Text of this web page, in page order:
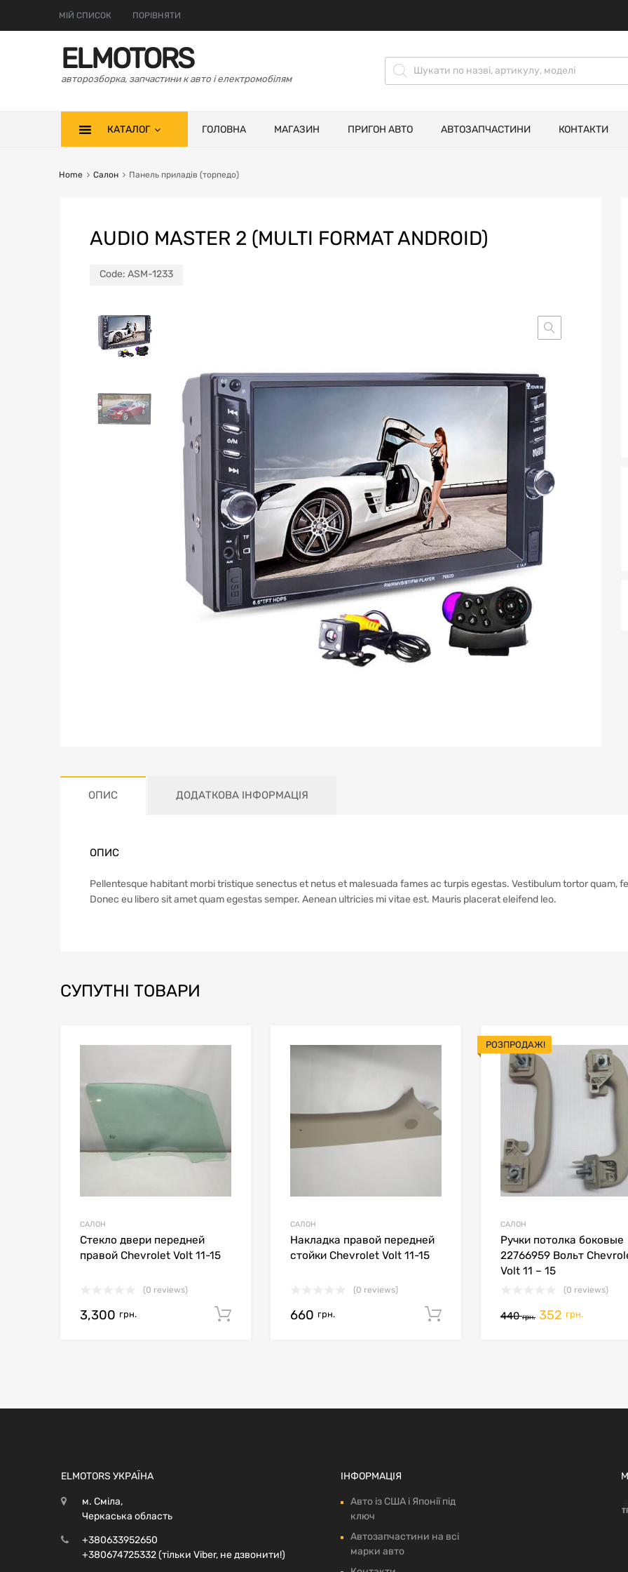
МІЙ СПИСОК ПОРІВНЯТИ
ELMOTORS
авторозборка, запчастини к авто і електромобілям
КАТАЛОГ ГОЛОВНА МАГАЗИН ПРИГОН АВТО АВТОЗАПЧАСТИНИ КОНТАКТИ
Home Салон Панель приладів (торпедо)
AUDIO MASTER 2 (MULTI FORMAT ANDROID)
Code: ASM-1233
ОПИС ДОДАТКОВА ІНФОРМАЦІЯ
ОПИС
Pellentesque habitant morbi tristique senectus et netus et malesuada fames ac turpis egestas. Vestibulum tortor quam,
Donec eu libero sit amet quam egestas semper. Aenean ultricies mi vitae est. Mauris placerat eleifend leo.
СУПУТНІ ТОВАРИ
САЛОН
Стекло двери передней
правой Chevrolet Volt 11-15
(0 reviews)
3,300 грн. Додати в кошик
В мой список
САЛОН
Накладка правой передней
стойки Chevrolet Volt 11-15
(0 reviews)
660 грн. Додати в кошик
РОЗПРОДАЖ!
САЛОН
Ручки потолка боковые
22766959 Вольт
Volt 11 – 15
(0 reviews)
440грн. 352 грн.
ELMOTORS УКРАЇНА
м. Сміла,
Черкаська область
+380633952650
+380674725332 (тільки Viber, не дзвонити!)
ІНФОРМАЦІЯ
Авто із США і Японії під
ключ
Автозапчастини на всі
марки авто